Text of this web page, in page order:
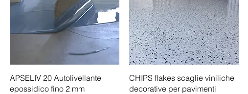
Vista rapida
APSELIV 20 Autolivellante
epossidico fino 2 mm
Vista rapida
CHIPS flakes scaglie viniliche
decorative per pavimenti